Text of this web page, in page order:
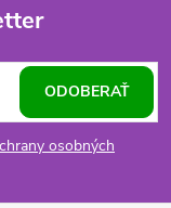
osobných
ODOBERAŤ